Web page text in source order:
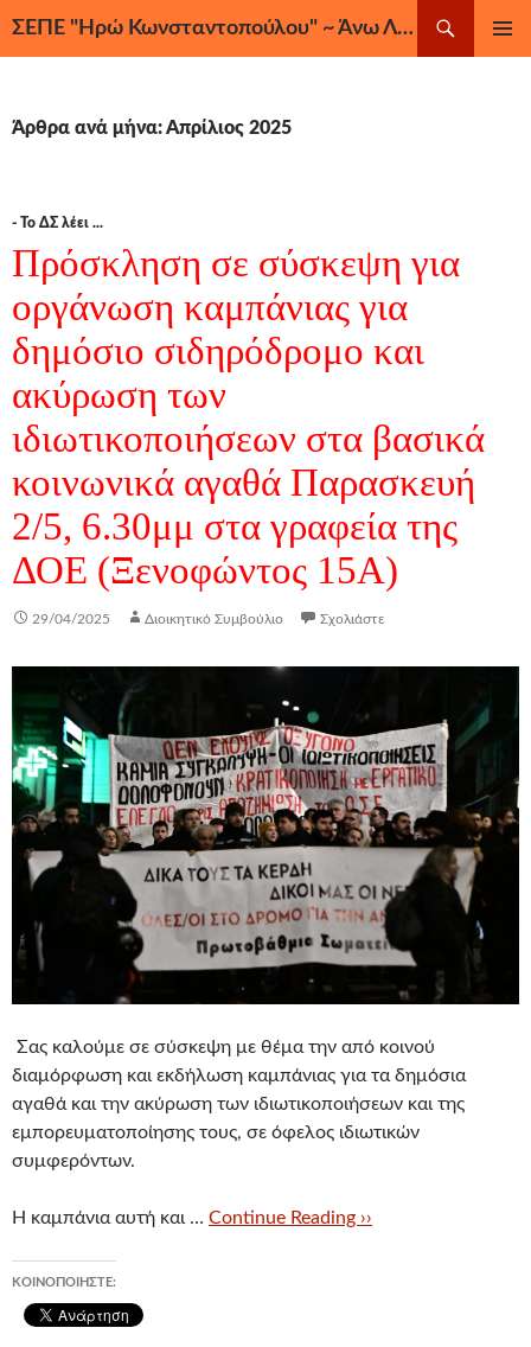
ΣΕΠΕ "Ηρώ Κωνσταντοπούλου" ~ Άνω Λιόσια, Ζεφύρι, Φυλή
Άρθρα ανά μήνα: Απρίλιος 2025
- Το ΔΣ λέει ...
Πρόσκληση σε σύσκεψη για
οργάνωση καμπάνιας για
δημόσιο σιδηρόδρομο και
ακύρωση των
ιδιωτικοποιήσεων στα βασικά
κοινωνικά αγαθά Παρασκευή
2/5, 6.30μμ στα γραφεία της
ΔΟΕ (Ξενοφώντος 15Α)
29/04/2025 Διοικητικό Συμβούλιο Σχολιάστε
Σας καλούμε σε σύσκεψη με θέμα την από κοινού
διαμόρφωση και εκδήλωση καμπάνιας για τα δημόσια
αγαθά και την ακύρωση των ιδιωτικοποιήσεων και της
εμπορευματοποίησης τους, σε όφελος ιδιωτικών
συμφερόντων.
Η καμπάνια αυτή και … Continue Reading ››
ΚΟΙΝΟΠΟΙΉΣΤΕ: